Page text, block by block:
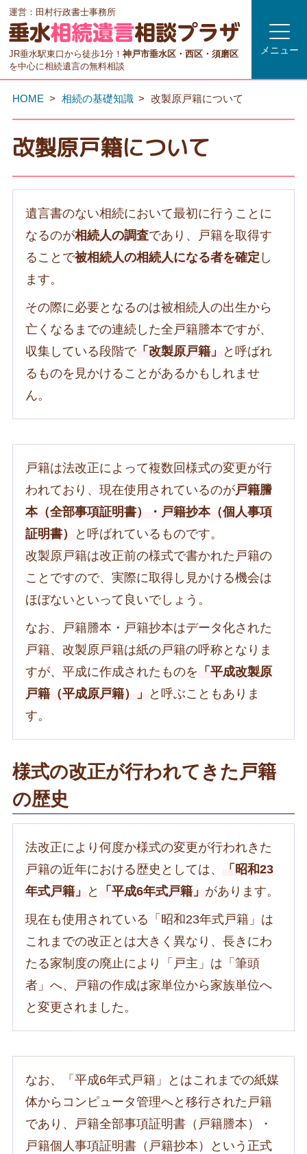
運営：田村行政書士事務所
JR垂水駅東口から徒歩1分！神戸市垂水区・西区・須磨区
を中心に相続遺言の無料相談
メニュー
HOME 相続の基礎知識 改製原戸籍について
改製原戸籍について
遺言書のない相続において最初に行うことに
なるのが相続人の調査であり、戸籍を取得す
ることで被相続人の相続人になる者を確定 し
ます。
その際に必要となるのは被相続人の出生から
亡くなるまでの連続した全戸籍謄本ですが、
収集している段階で「改製原戸籍」
と呼ばれ
るものを見かけることがあるかもしれませ
ん。
戸籍は法改正によって複数回様式の変更が行
われており、現在使用されているのが戸籍謄
本（全部事項証明書）・戸籍抄本（個人事項
証明書）
と呼ばれているものです。
改製原戸籍は改正前の様式で書かれた戸籍の
ことですので、実際に取得し見かける機会は
ほぼないといって良いでしょう。
なお、戸籍謄本・戸籍抄本はデータ化された
戸籍、改製原戸籍は紙の戸籍の呼称となりま
すが、平成に作成されたものを 「平成改製原
戸籍（平成原戸籍）」
と呼ぶこともありま
す。
様式の改正が行われてきた戸籍
の歴史
法改正により何度か様式の変更が行われきた
戸籍の近年における歴史としては、
「昭和23
年式戸籍」
と 「平成6年式戸籍」 があります。
現在も使用されている「昭和23年式戸籍」は
これまでの改正とは大きく異なり、長きにわ
たる家制度の廃止により「戸主」は「筆頭
者」へ、戸籍の作成は家単位から家族単位へ
と変更されました。
なお、「平成6年式戸籍」とはこれまでの紙媒
体からコンピュータ管理へと移行された戸籍
であり、戸籍全部事項証明書（戸籍謄本）・
戸籍個人事項証明書（戸籍抄本）という正式